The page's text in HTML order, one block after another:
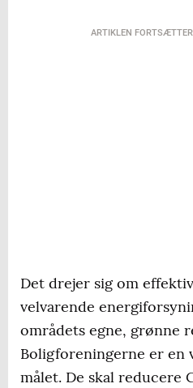
ARTIKLEN
Det drejer sig om
velvarende
områdets egne, grønne
Boligforeningerne er en
målet. De skal reducere